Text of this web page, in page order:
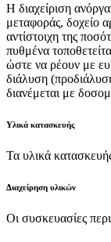
Η διαχείριση
μεταφοράς, δοχείο
αντίστοιχη της
πυθμένα
ώστε να ρέουν με
διάλυση
διανέμεται με
Υλικά κατασκευής
Τα υλικά
Διαχείρηση υλικών
Οι συσκευασίες